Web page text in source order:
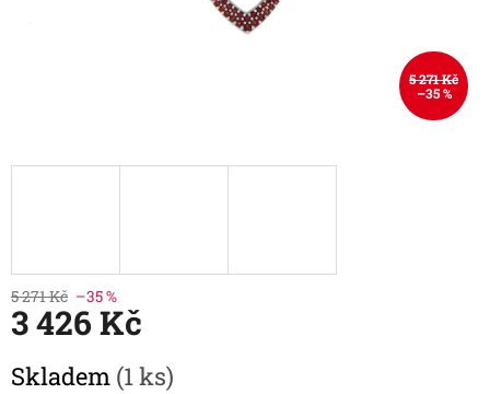
5 271 Kč
–35 %
5 271 Kč –35 %
3 426 Kč
cena:
Skladem (1 ks)